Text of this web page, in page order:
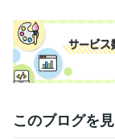
ゴールドジム プロ
スポーツクラブワウ
10年2月
陸上自衛隊 特科所属
埼玉県ボディビル
4kg級 優勝
埼玉
このブログを